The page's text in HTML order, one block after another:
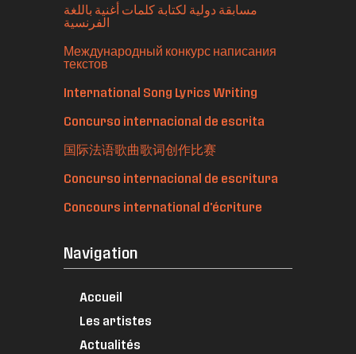
مسابقة دولية لكتابة كلمات أغنية باللغة
الفرنسية
Международный конкурс написания
текстов
International Song Lyrics Writing
Concurso internacional de escrita
国际法语歌曲歌词创作比赛
Concurso internacional de escritura
Concours international d'écriture
Navigation
Accueil
Les artistes
Actualités